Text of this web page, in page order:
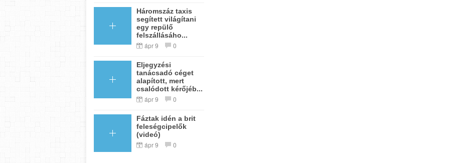
Háromszáz taxis
segített világítani
egy repülő
felszállásáho...
ápr 9 0
Eljegyzési
tanácsadó céget
alapított, mert
csalódott kérőjéb...
ápr 9 0
Fáztak idén a brit
feleségcipelők
(videó)
ápr 9 0